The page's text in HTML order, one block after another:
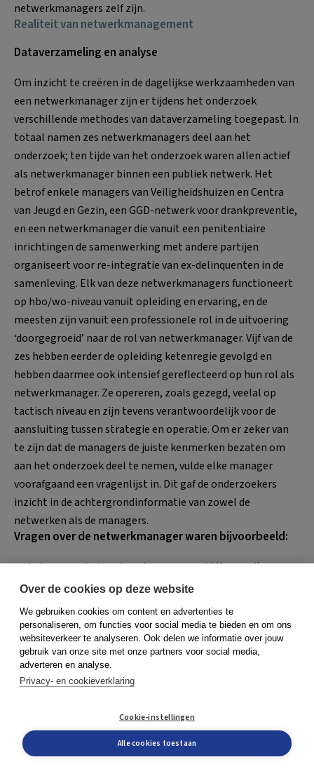
netwerkmanagers zelf zijn.
Realiteit van netwerkmanagement
Dataverzameling en analyse
Om inzicht te creëren in de dagelijkse werkzaamheden van
een netwerkmanager zijn er tijdens het onderzoek
verschillende methodes van dataverzameling toegepast. In
totaal namen zes netwerkmanagers deel aan het
onderzoek; ten tijde van het onderzoek waren allen actief
als netwerkmanager binnen een publiek netwerk. Het
betrof enkele managers van Veiligheidshuizen en Centra
van Jeugd en Gezin, een GGD-netwerk voor drankpreventie,
en een netwerkmanager die vanuit een penitentiaire
inrichtingen de samenwerking met andere partijen
organiseert voor re-integratie van ex-delinquenten in de
samenleving. Elk van deze netwerkmanagers functioneert
op hbo/wo-niveau vanuit opleiding en ervaring, en de
meesten zijn vanuit een professionele rol in de uitvoering
‘doorgegroeid’ naar de rol van netwerkmanager. Vijf van de
zes hebben eerder de opleiding ketenregie gevolgd en
hebben daarmee ook intensief gereflecteerd op hun rol als
netwerkmanager. Ze opereren, zoals gezegd, veelal op
tactisch niveau en zijn tevens verantwoordelijk voor de
aansluiting tussen strategie en operatie. Om er zeker van
te zijn dat de managers de juiste kenmerken bezaten om
aan het onderzoek deel te nemen, vulde elke manager
voorafgaand een vragenlijst in. Dit gaf de onderzoekers
inzicht in de achtergrondinformatie van zowel de
netwerken als de managers.
Vragen over de netwerkmanager waren bijvoorbeeld:
In hoeverre is de netwerkmanager zelf (formeel)
werkzaam voor een organisatie binnen dit netwerk en,
zo ja, voor welke?
In hoeverre zijn de taken gericht op het regisseren van
het netwerk?
Naar wie moet de netwerkmanager rapporteren?
Wat is de professionele achtergrond?
Hierna werd elke manager door twee van de auteurs een
weeklang geobserveerd (na een pretest met twee
managers, waarna het observatie-instrument getest en zo
Over de cookies op deze website
We gebruiken cookies om content en advertenties te
personaliseren, om functies voor social media te bieden en om ons
websiteverkeer te analyseren. Ook delen we informatie over jouw
gebruik van onze site met onze partners voor social media,
adverteren en analyse.
Privacy- en cookieverklaring
Cookie-instellingen
Alle cookies toestaan